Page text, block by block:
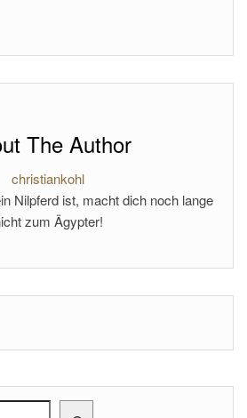
The Author
christiankohl
Nilpferd ist, macht dich noch lange
zum Ägypter!